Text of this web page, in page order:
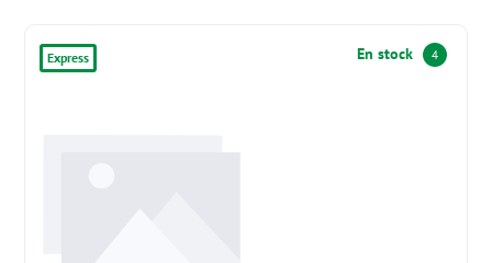
Express En stock 4